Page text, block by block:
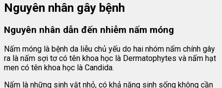
Nguyên nhân gây bệnh
Nguyên nhân dẫn đến nhiễm nấm móng
Nấm móng là bệnh da liễu chủ yếu do hai nhóm nấm chính gây
ra là nấm sợi tơ có tên khoa học là Dermatophytes và nấm hạt
men có tên khoa học là Candida.
Nấm là những sinh vật nhỏ, có khả năng sinh sống không cần